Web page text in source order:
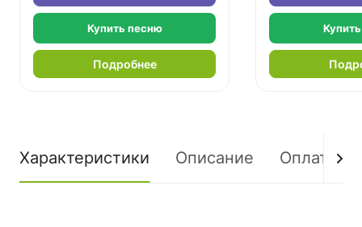
Купить песню
Подробнее
Характеристики Описание Оплата